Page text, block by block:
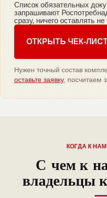
Список обязательных
запрашивают
сразу, ничего оставлять
ОТКРЫТЬ ЧЕК-
Нужен точный состав
оставьте заявку, посчитаем
КОГДА К
С чем к
владельцы